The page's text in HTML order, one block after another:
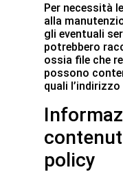
Per necessità
alla
gli eventuali
potrebbero
ossia file che
possono
quali
policy